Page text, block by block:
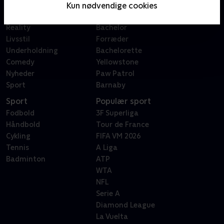
Kun nødvendige cookies
Reality
Livsstil
Underholdning
Comedy
Nyheder
Sport
Sygeplejeskolen
Bachelor
Forræder
Bachelorette
Yellowstone
Paw Patrol
Barnaby
Sport
Fodbold
Håndbold
Cykling
Tennis
Badminton
Populær sport
3F Superliga
Tour de France
FIFA VM 2026
A Liga
ATP
WTA
NFL
Serie A
Diamond League
La Vuelta